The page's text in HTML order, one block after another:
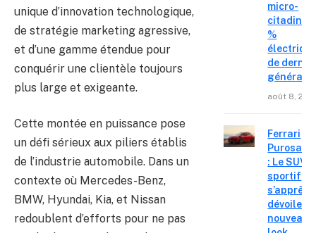
unique d’innovation technologique,
de stratégie marketing agressive,
et d’une gamme étendue pour
conquérir une clientèle toujours
plus large et exigeante.
Cette montée en puissance pose
un défi sérieux aux piliers établis
de l’industrie automobile. Dans un
contexte où Mercedes-Benz,
BMW, Hyundai, Kia, et Nissan
redoublent d’efforts pour ne pas
micro-
citadine
%
de
août 8,
Ferrari
: Le SUV
sportif
s’apprête
dévoiler
nouveau